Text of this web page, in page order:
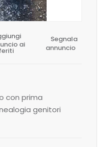
ai
Segnala
annuncio
con prima
genitori